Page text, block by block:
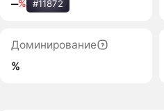
‒% #11872
Доминирование
%